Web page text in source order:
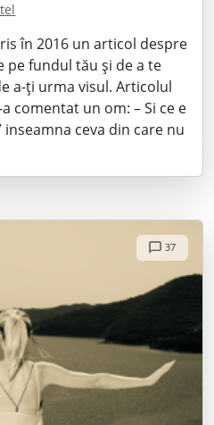
în 2016 un articol despre
pe fundul tău și de a te
a-ți urma visul. Articolul
comentat un om: – Si ce e
inseamna ceva din care nu
37